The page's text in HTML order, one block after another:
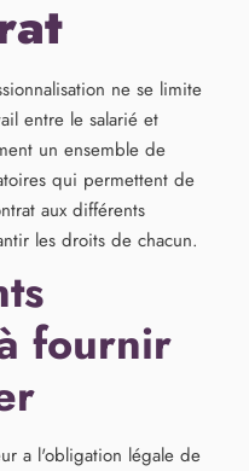
ne se limite
entre le salarié et
un ensemble de
qui permettent de
aux différents
les droits de chacun.
fournir
a l'obligation légale de